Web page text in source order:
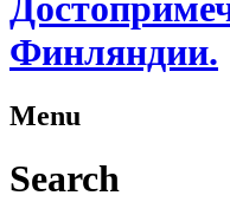
Финляндии.
Menu
Search